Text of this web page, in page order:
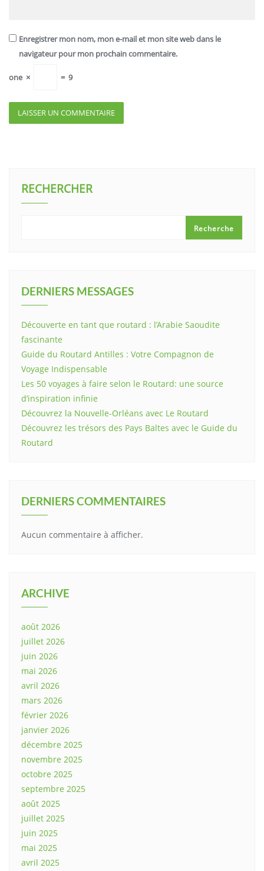
Enregistrer mon nom, mon e-mail et mon site web dans le
navigateur pour mon prochain commentaire.
one × = 9
RECHERCHER
Recherche
DERNIERS MESSAGES
Découverte en tant que routard : l’Arabie Saoudite
fascinante
Guide du Routard Antilles : Votre Compagnon de
Voyage Indispensable
Les 50 voyages à faire selon le Routard: une source
d’inspiration infinie
Découvrez la Nouvelle-Orléans avec Le Routard
Découvrez les trésors des Pays Baltes avec le Guide du
Routard
DERNIERS COMMENTAIRES
Aucun commentaire à afficher.
ARCHIVE
août 2026
juillet 2026
juin 2026
mai 2026
avril 2026
mars 2026
février 2026
janvier 2026
décembre 2025
novembre 2025
octobre 2025
septembre 2025
août 2025
juillet 2025
juin 2025
mai 2025
avril 2025